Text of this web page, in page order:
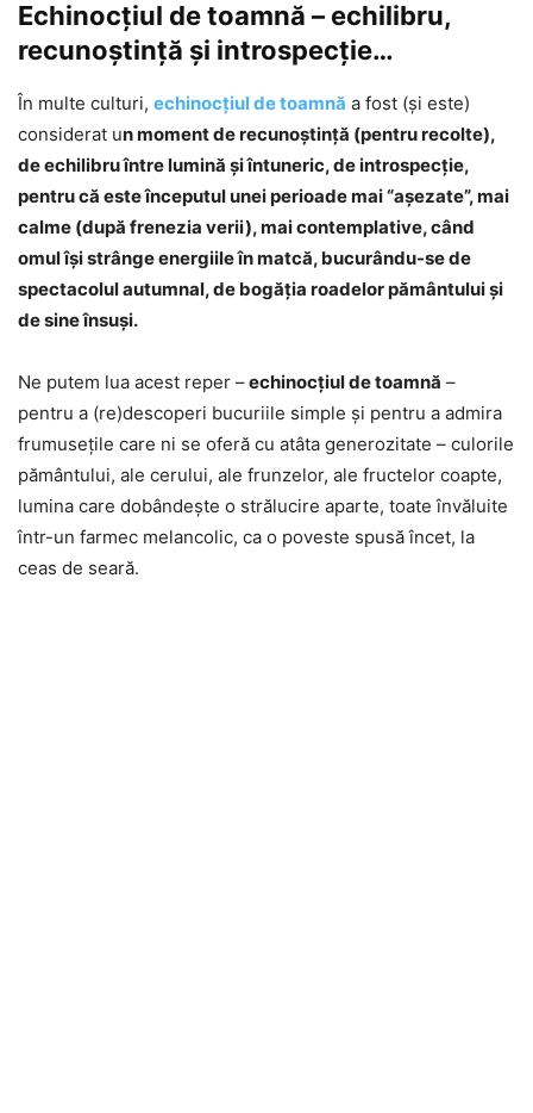
Echinocţiul de toamnă – echilibru,
recunoştinţă şi introspecţie…
În multe culturi, echinocțiul de toamnă a fost (şi este)
considerat un moment de recunoștință (pentru recolte),
de echilibru între lumină și întuneric, de introspecţie,
pentru că este începutul unei perioade mai “aşezate”, mai
calme (după frenezia verii), mai contemplative, când
omul îşi strânge energiile în matcă, bucurându-se de
spectacolul autumnal, de bogăţia roadelor pământului şi
de sine însuşi.
Ne putem lua acest reper –echinocţiul de toamnă –
pentru a (re)descoperi bucuriile simple şi pentru a admira
frumuseţile care ni se oferă cu atâta generozitate – culorile
pământului, ale cerului, ale frunzelor, ale fructelor coapte,
lumina care dobândeşte o strălucire aparte, toate învăluite
într-un farmec melancolic, ca o poveste spusă încet, la
ceas de seară.